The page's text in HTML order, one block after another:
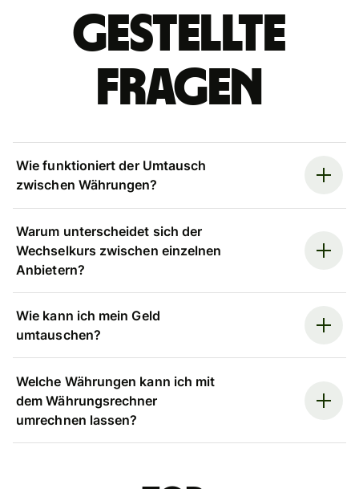
gestellte
Fragen
Wie funktioniert der Umtausch
zwischen Währungen?
Warum unterscheidet sich der
Wechselkurs zwischen einzelnen
Anbietern?
Wie kann ich mein Geld
umtauschen?
Welche Währungen kann ich mit
dem Währungsrechner
umrechnen lassen?